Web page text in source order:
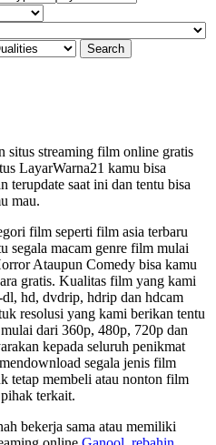
situs streaming film online gratis
LayarWarna21 kamu bisa
terupdate saat ini dan tentu bisa
mau.
film seperti film asia terbaru
segala macam genre film mulai
Ataupun Comedy bisa kamu
gratis. Kualitas film yang kami
hd, dvdrip, hdrip dan hdcam
resolusi yang kami berikan tentu
dari 360p, 480p, 720p dan
kepada seluruh penikmat
segala jenis film
tetap membeli atau nonton film
terkait.
bekerja sama atau memiliki